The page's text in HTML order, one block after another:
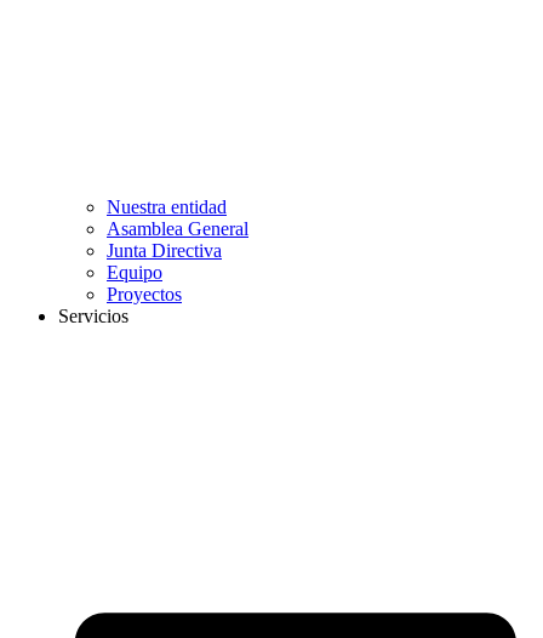
Nuestra entidad
Asamblea General
Junta Directiva
Equipo
Proyectos
Servicios